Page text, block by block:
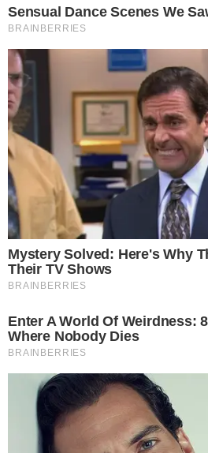
เรียบเรียงโดย krustory